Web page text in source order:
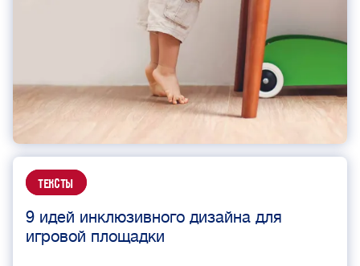
Тексты
9 идей инклюзивного дизайна для
игровой площадки